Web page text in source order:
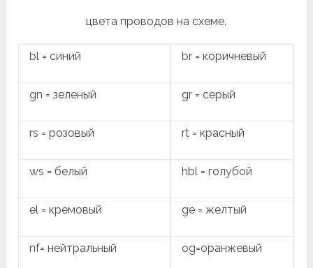
цвета проводов на схеме.
bl = синий br = коричневый
gn = зеленый gr = серый
rs = розовый rt = красный
ws = белый hbl = голубой
el = кремовый ge = желтый
nf= нейтральный og=оранжевый